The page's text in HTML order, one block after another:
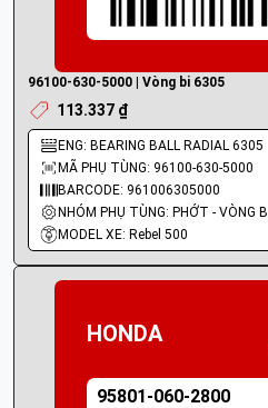
96100-630-5000 | Vòng bi 6305
113.337 ₫
ENG: BEARING BALL RADIAL 6305
MÃ PHỤ TÙNG: 96100-630-5000
BARCODE: 961006305000
NHÓM PHỤ TÙNG: PHỚT - VÒNG BI
MODEL XE: Rebel 500
HONDA
95801-060-2800